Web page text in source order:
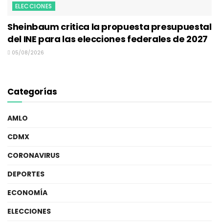
ELECCIONES
Sheinbaum critica la propuesta presupuestal
del INE para las elecciones federales de 2027
05/08/2026
Categorías
AMLO
CDMX
CORONAVIRUS
DEPORTES
ECONOMÍA
ELECCIONES